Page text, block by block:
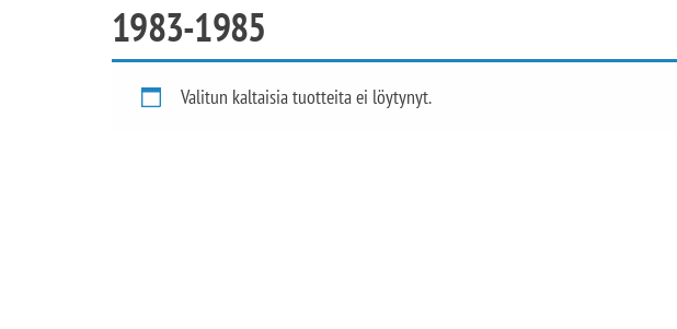
1983-1985
Valitun kaltaisia tuotteita ei löytynyt.